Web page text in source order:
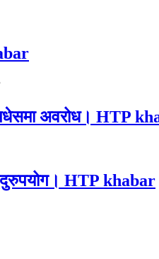
मधेसमा अवरोध। HTP
दुरुपयोग। HTP khabar